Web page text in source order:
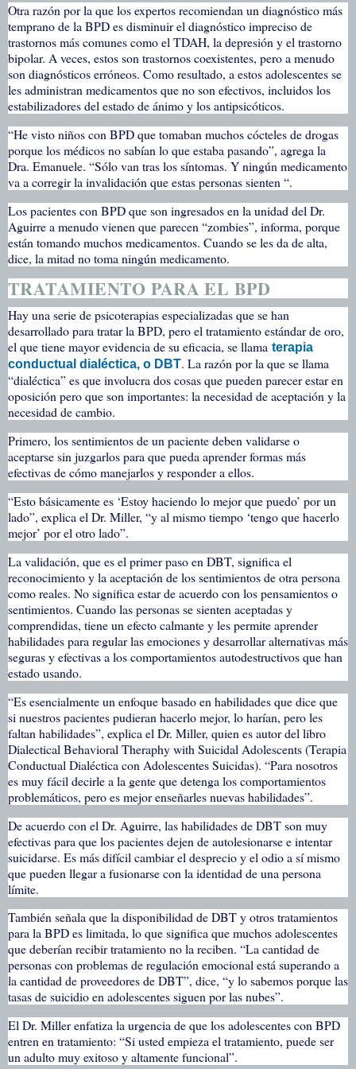
Otra razón por la que los expertos recomiendan un diagnóstico más
temprano de la BPD es disminuir el diagnóstico impreciso de
trastornos más comunes como el TDAH, la depresión y el trastorno
bipolar. A veces, estos son trastornos coexistentes, pero a menudo
son diagnósticos erróneos. Como resultado, a estos adolescentes se
les administran medicamentos que no son efectivos, incluidos los
estabilizadores del estado de ánimo y los antipsicóticos.
“He visto niños con BPD que tomaban muchos cócteles de drogas
porque los médicos no sabían lo que estaba pasando”, agrega la
Dra. Emanuele. “Sólo van tras los síntomas. Y ningún medicamento
va a corregir la invalidación que estas personas sienten “.
Los pacientes con BPD que son ingresados en la unidad del Dr.
Aguirre a menudo vienen que parecen “zombies”, informa, porque
están tomando muchos medicamentos. Cuando se les da de alta,
dice, la mitad no toma ningún medicamento.
TRATAMIENTO PARA EL BPD
Hay una serie de psicoterapias especializadas que se han
desarrollado para tratar la BPD, pero el tratamiento estándar de oro,
el que tiene mayor evidencia de su eficacia, se llama terapia
conductual dialéctica, o DBT. La razón por la que se llama
“dialéctica” es que involucra dos cosas que pueden parecer estar en
oposición pero que son importantes: la necesidad de aceptación y la
necesidad de cambio.
Primero, los sentimientos de un paciente deben validarse o
aceptarse sin juzgarlos para que pueda aprender formas más
efectivas de cómo manejarlos y responder a ellos.
“Esto básicamente es ‘Estoy haciendo lo mejor que puedo’ por un
lado”, explica el Dr. Miller, “y al mismo tiempo ‘tengo que hacerlo
mejor’ por el otro lado”.
La validación, que es el primer paso en DBT, significa el
reconocimiento y la aceptación de los sentimientos de otra persona
como reales. No significa estar de acuerdo con los pensamientos o
sentimientos. Cuando las personas se sienten aceptadas y
comprendidas, tiene un efecto calmante y les permite aprender
habilidades para regular las emociones y desarrollar alternativas más
seguras y efectivas a los comportamientos autodestructivos que han
estado usando.
“Es esencialmente un enfoque basado en habilidades que dice que
si nuestros pacientes pudieran hacerlo mejor, lo harían, pero les
faltan habilidades”, explica el Dr. Miller, quien es autor del libro
Dialectical Behavioral Theraphy with Suicidal Adolescents (Terapia
Conductual Dialéctica con Adolescentes Suicidas). “Para nosotros
es muy fácil decirle a la gente que detenga los comportamientos
problemáticos, pero es mejor enseñarles nuevas habilidades”.
De acuerdo con el Dr. Aguirre, las habilidades de DBT son muy
efectivas para que los pacientes dejen de autolesionarse e intentar
suicidarse. Es más difícil cambiar el desprecio y el odio a sí mismo
que pueden llegar a fusionarse con la identidad de una persona
límite.
También señala que la disponibilidad de DBT y otros tratamientos
para la BPD es limitada, lo que significa que muchos adolescentes
que deberían recibir tratamiento no la reciben. “La cantidad de
personas con problemas de regulación emocional está superando a
la cantidad de proveedores de DBT”, dice, “y lo sabemos porque las
tasas de suicidio en adolescentes siguen por las nubes”.
El Dr. Miller enfatiza la urgencia de que los adolescentes con BPD
entren en tratamiento: “Si usted empieza el tratamiento, puede ser
un adulto muy exitoso y altamente funcional”.